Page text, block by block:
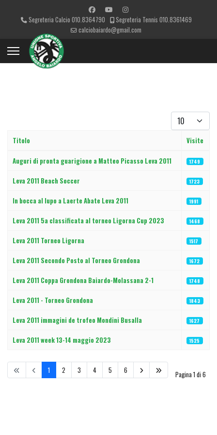
Segreteria Calcio 010.8364790
Segreteria Tennis 010.8361469
calciobaiardo@gmail.com
Visualizza #
Titolo Visite
Auguri di pronta guarigione a Matteo Picasso Leva 2011 1749
Leva 2011 Beach Soccer 1723
In bocca al lupo a Laerte Abate Leva 2011 1991
Leva 2011 5a classificata al torneo Ligorna Cup 2023 1468
Leva 2011 Torneo Ligorna 1517
Leva 2011 Secondo Posto al Torneo Grondona 1672
Leva 2011 Coppa Grondona Baiardo-Molassana 2-1 1748
Leva 2011 - Torneo Grondona 1843
Leva 2011 immagini de trofeo Mondini Busalla 1627
Leva 2011 week 13-14 maggio 2023 1525
Pagina 1 di 6
1 2 3 4 5 6